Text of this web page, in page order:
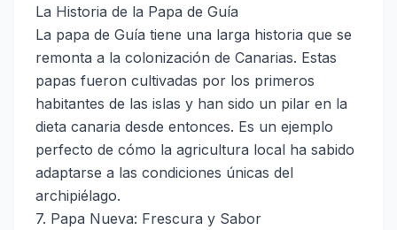
La Historia de la Papa de Guía
La papa de Guía tiene una larga historia que se
remonta a la colonización de Canarias. Estas
papas fueron cultivadas por los primeros
habitantes de las islas y han sido un pilar en la
dieta canaria desde entonces. Es un ejemplo
perfecto de cómo la agricultura local ha sabido
adaptarse a las condiciones únicas del
archipiélago.
7. Papa Nueva: Frescura y Sabor